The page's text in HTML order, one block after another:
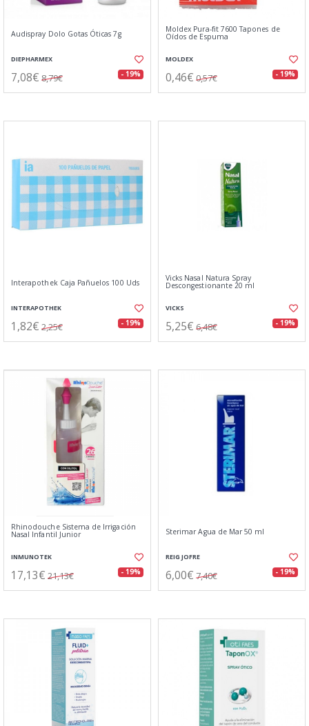
Audispray Dolo Gotas Óticas 7g
DIEPHARMEX
7,08€ 8,79€ - 19%
Moldex Pura-fit 7600 Tapones de
Oídos de Espuma
MOLDEX
0,46€ 0,57€ - 19%
Interapothek Caja Pañuelos 100 Uds
INTERAPOTHEK
1,82€ 2,25€ - 19%
Vicks Nasal Natura Spray
Descongestionante 20 ml
VICKS
5,25€ 6,48€ - 19%
Rhinodouche Sistema de Irrigación
Nasal Infantil Junior
INMUNOTEK
17,13€ 21,13€ - 19%
Sterimar Agua de Mar 50 ml
REIG JOFRE
6,00€ 7,40€ - 19%